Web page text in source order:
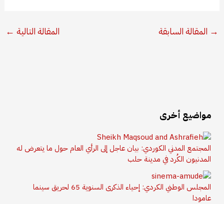
→المقالة السابقة المقالة التالية←
مواضيع أخرى
المجتمع المدني الكوردي: بيان عاجل إلى الرأي العام حول ما يتعرض له
المدنيون الكُرد في مدينة حلب
المجلس الوطني الكردي: إحياء الذكرى السنوية 65 لحريق سينما
عامودا